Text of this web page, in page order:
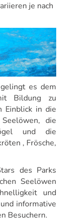
je nach
es dem
Bildung zu
Einblick in die
die
und die
, Frösche,
des Parks
Seelöwen
und
informative
Besuchern.